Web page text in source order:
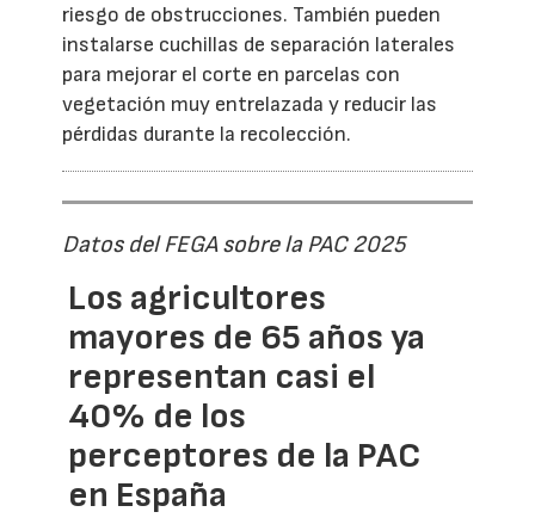
riesgo de obstrucciones. También pueden
instalarse cuchillas de separación laterales
para mejorar el corte en parcelas con
vegetación muy entrelazada y reducir las
pérdidas durante la recolección.
Datos del FEGA sobre la PAC 2025
Los agricultores
mayores de 65 años ya
representan casi el
40% de los
perceptores de la PAC
en España